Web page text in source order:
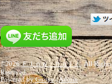
©2026Ｆｌｏｗ ｈａｉｒ. All Rights
Reserved.
Powered byGoope/Admin